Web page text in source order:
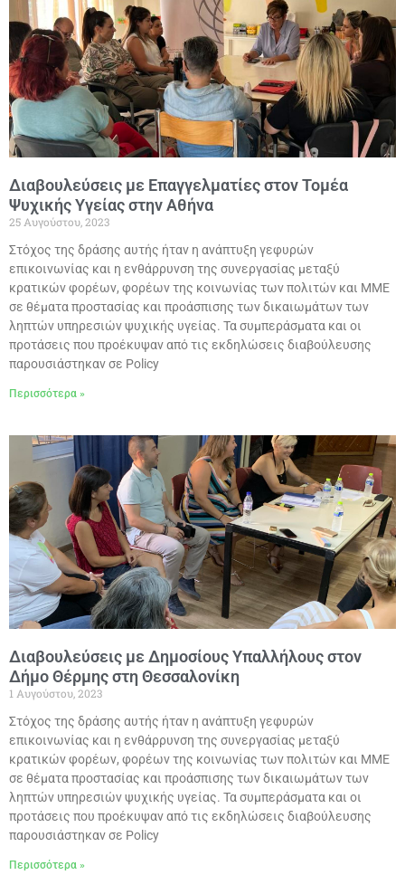
Διαβουλεύσεις με Επαγγελματίες στον Τομέα
Ψυχικής Υγείας στην Αθήνα
25 Αυγούστου, 2023
Στόχος της δράσης αυτής ήταν η ανάπτυξη γεφυρών
επικοινωνίας και η ενθάρρυνση της συνεργασίας μεταξύ
κρατικών φορέων, φορέων της κοινωνίας των πολιτών και ΜΜΕ
σε θέματα προστασίας και προάσπισης των δικαιωμάτων των
ληπτών υπηρεσιών ψυχικής υγείας. Τα συμπεράσματα και οι
προτάσεις που προέκυψαν από τις εκδηλώσεις διαβούλευσης
παρουσιάστηκαν σε Policy
Περισσότερα »
Διαβουλεύσεις με Δημοσίους Υπαλλήλους στον
Δήμο Θέρμης στη Θεσσαλονίκη
1 Αυγούστου, 2023
Στόχος της δράσης αυτής ήταν η ανάπτυξη γεφυρών
επικοινωνίας και η ενθάρρυνση της συνεργασίας μεταξύ
κρατικών φορέων, φορέων της κοινωνίας των πολιτών και ΜΜΕ
σε θέματα προστασίας και προάσπισης των δικαιωμάτων των
ληπτών υπηρεσιών ψυχικής υγείας. Τα συμπεράσματα και οι
προτάσεις που προέκυψαν από τις εκδηλώσεις διαβούλευσης
παρουσιάστηκαν σε Policy
Περισσότερα »